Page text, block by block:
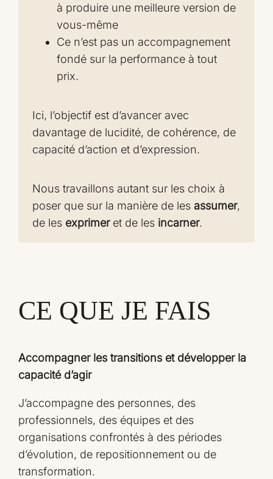
à produire une meilleure version de
vous-même
Ce n’est pas un accompagnement
fondé sur la performance à tout
prix.
Ici, l’objectif est d’avancer avec
davantage de lucidité, de cohérence, de
capacité d’action et d’expression.
Nous travaillons autant sur les choix à
poser que sur la manière de les assumer,
de les exprimer et de les incarner.
CE QUE JE FAIS
Accompagner les transitions et développer la
capacité d’agir
J’accompagne des personnes, des
professionnels, des équipes et des
organisations confrontés à des périodes
d’évolution, de repositionnement ou de
transformation.